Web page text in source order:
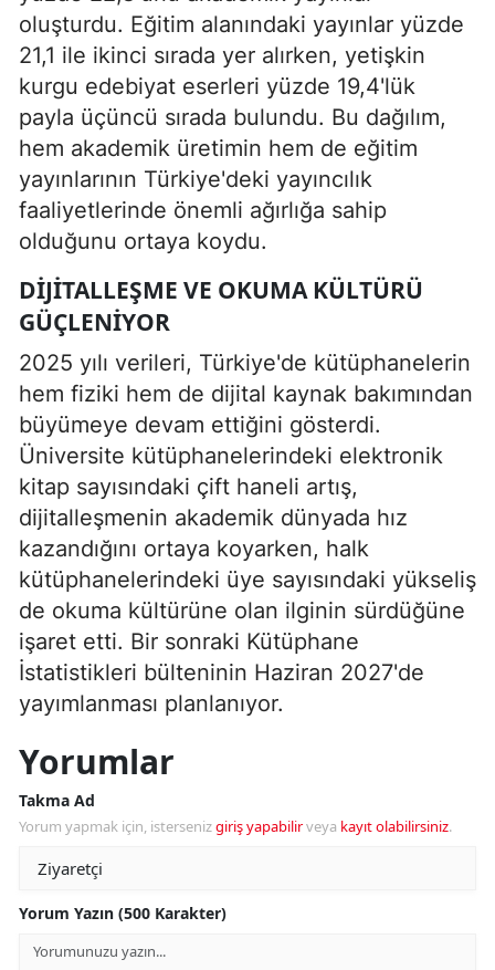
oluşturdu. Eğitim alanındaki yayınlar yüzde
21,1 ile ikinci sırada yer alırken, yetişkin
kurgu edebiyat eserleri yüzde 19,4'lük
payla üçüncü sırada bulundu. Bu dağılım,
hem akademik üretimin hem de eğitim
yayınlarının Türkiye'deki yayıncılık
faaliyetlerinde önemli ağırlığa sahip
olduğunu ortaya koydu.
DIJITALLEŞME VE OKUMA KÜLTÜRÜ
GÜÇLENIYOR
2025 yılı verileri, Türkiye'de kütüphanelerin
hem fiziki hem de dijital kaynak bakımından
büyümeye devam ettiğini gösterdi.
Üniversite kütüphanelerindeki elektronik
kitap sayısındaki çift haneli artış,
dijitalleşmenin akademik dünyada hız
kazandığını ortaya koyarken, halk
kütüphanelerindeki üye sayısındaki yükseliş
de okuma kültürüne olan ilginin sürdüğüne
işaret etti. Bir sonraki Kütüphane
İstatistikleri bülteninin Haziran 2027'de
yayımlanması planlanıyor.
Yorumlar
Takma Ad
Yorum yapmak için, istersenizgiriş yapabilirveya kayıt olabilirsiniz.
Yorum Yazın (500 Karakter)